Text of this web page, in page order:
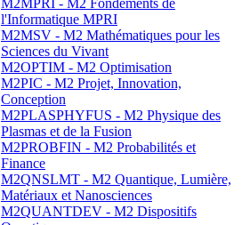
M2MPRI - M2 Fondements de
l'Informatique MPRI
M2MSV - M2 Mathématiques pour les
Sciences du Vivant
M2OPTIM - M2 Optimisation
M2PIC - M2 Projet, Innovation,
Conception
M2PLASPHYFUS - M2 Physique des
Plasmas et de la Fusion
M2PROBFIN - M2 Probabilités et
Finance
M2QNSLMT - M2 Quantique, Lumière,
Matériaux et Nanosciences
M2QUANTDEV - M2 Dispositifs